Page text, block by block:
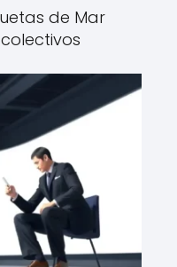
de Mar